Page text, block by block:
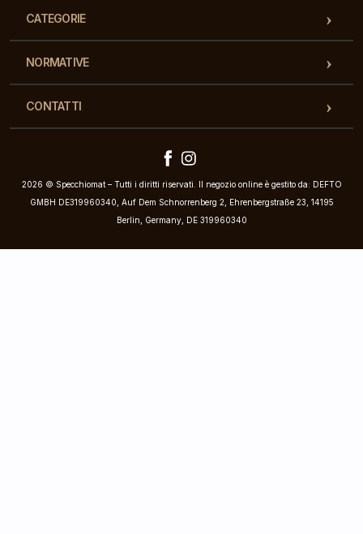
CATEGORIE
NORMATIVE
CONTATTI
2026 © Specchiomat – Tutti i diritti riservati. Il negozio online è gestito da: DEFTO
GMBH DE319960340, Auf Dem Schnorrenberg 2, Ehrenbergstraße 23, 14195
Berlin, Germany, DE 319960340